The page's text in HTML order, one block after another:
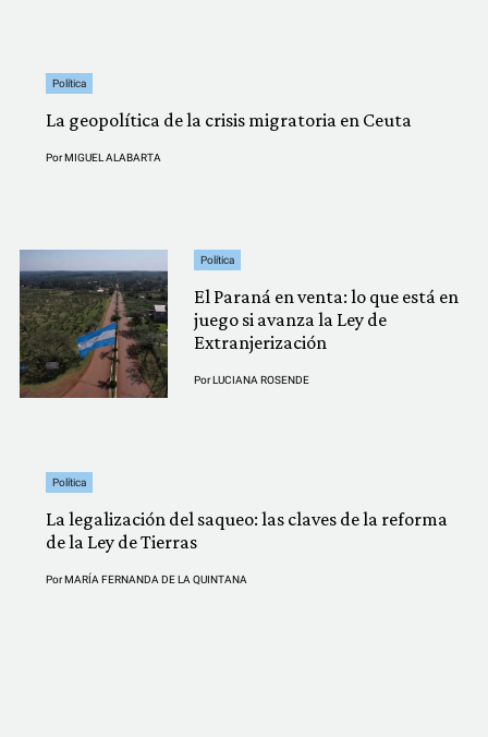
Política
La geopolítica de la crisis migratoria en Ceuta
PorMIGUEL ALABARTA
Política
El Paraná en venta: lo que está en
juego si avanza la Ley de
Extranjerización
PorLUCIANA ROSENDE
Política
La legalización del saqueo: las claves de la reforma
de la Ley de Tierras
PorMARÍA FERNANDA DE LA QUINTANA